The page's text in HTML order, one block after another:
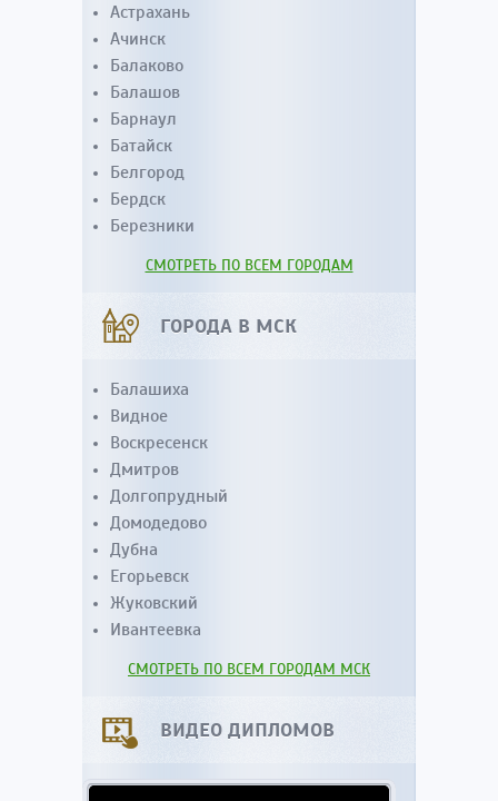
Астрахань
Ачинск
Балаково
Балашов
Барнаул
Батайск
Белгород
Бердск
Березники
СМОТРЕТЬ ПО ВСЕМ ГОРОДАМ
ГОРОДА В МСК
Балашиха
Видное
Воскресенск
Дмитров
Долгопрудный
Домодедово
Дубна
Егорьевск
Жуковский
Ивантеевка
СМОТРЕТЬ ПО ВСЕМ ГОРОДАМ МСК
ВИДЕО ДИПЛОМОВ